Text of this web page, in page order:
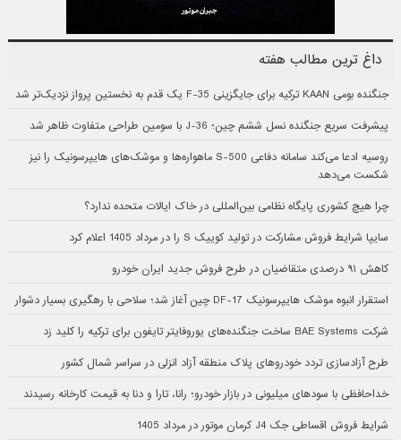
داغ ترین مطالب هفته
جنگنده بومی KAAN ترکیه برای جایگزینی F-35 یک قدم به نخستین پرواز نزدیک‌تر شد
پیشرفت سریع جنگنده نسل ششم چین؛ J-36 با سومین طراحی متفاوت ظاهر شد
روسیه ادعا می‌کند سامانه دفاعی S-500 ماهواره‌ها و موشک‌های هایپرسونیک را نیز
شکست می‌دهد
چرا هیچ کشوری پایگاه نظامی بین‌المللی در خاک ایالات متحده ندارد؟
سایپا شرایط فروش مشارکت در تولید کوییک S را در مرداد 1405 اعلام کرد
کاهش ۹۱ درصدی متقاضیان در طرح فروش جدید ایران خودرو
استقرار انبوه موشک هایپرسونیک DF-17 چین آغاز شد؛ سلاحی با رهگیری بسیار دشوار
شرکت BAE Systems ساخت جنگنده‌های یوروفایتر تایفون برای ترکیه را کلید زد
طرح آزادسازی تردد خودروهای پلاک منطقه آزاد انزلی در سراسر شمال کشور
خداحافظی با سودهای میلیونی در بازار خودرو؛ رانا، تارا و دنا به قیمت کارخانه رسیدند
شرایط فروش اقساطی جک J4 کرمان موتور در مرداد 1405